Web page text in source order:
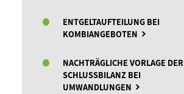
ENTGELTAUFTEILUNG BEI
KOMBIANGEBOTEN
NACHTRÄGLICHE VORLAGE DER
SCHLUSSBILANZ BEI
UMWANDLUNGEN